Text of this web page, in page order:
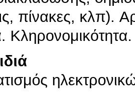
πίνακες, κλπ).